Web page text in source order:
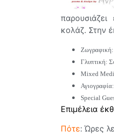
κολάζ. Στην
Ζωγραφική:
Γλυπτική:
Mixed
Special
Επιμέλεια
Πότε: Ώρες